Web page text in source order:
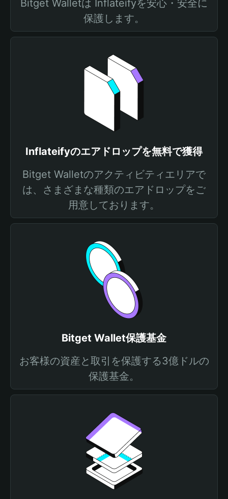
Bitget Walletは Inflateifyを安心・安全に
保護します。
Inflateifyのエアドロップを無料で獲得
Bitget Walletのアクティビティエリアで
は、さまざまな種類のエアドロップをご
用意しております。
Bitget Wallet保護基金
お客様の資産と取引を保護する3億ドルの
保護基金。